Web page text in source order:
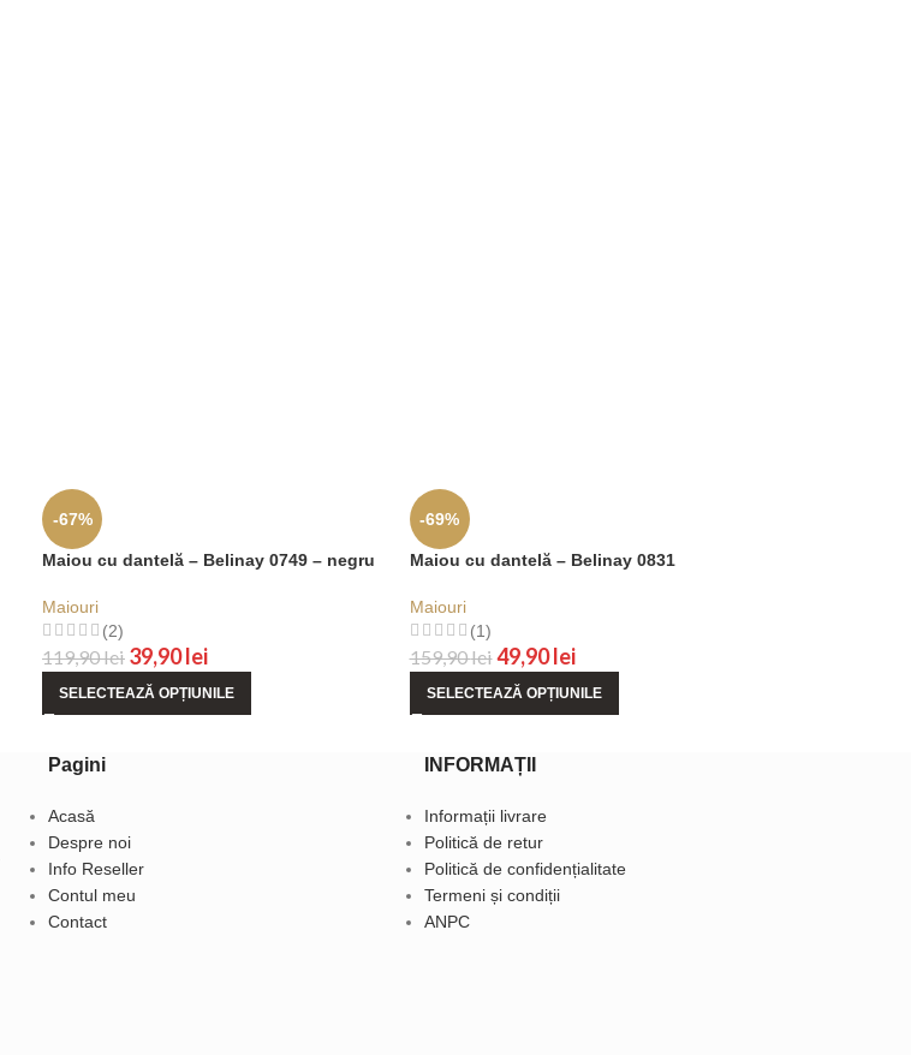
-67%
Maiou cu dantelă – Belinay 0749 – negru
Maiouri
(2)
119,90lei 39,90lei
SELECTEAZĂ OPȚIUNILE
-69%
Maiou cu dantelă – Belinay 0831
Maiouri
(1)
159,90lei49,90lei
SELECTEAZĂ OPȚIUNILE
Pagini
Acasă
Despre noi
Info Reseller
Contul meu
Contact
INFORMAȚII
Informații livrare
Politică de retur
Politică de confidențialitate
Termeni și condiții
ANPC